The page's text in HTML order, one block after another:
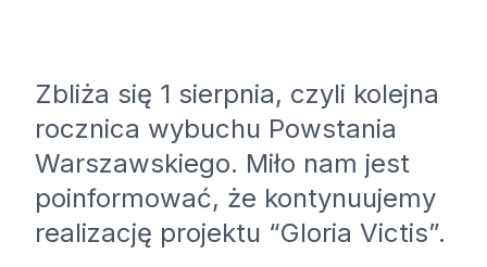
Zbliża się 1 sierpnia, czyli kolejna
rocznica wybuchu Powstania
Warszawskiego. Miło nam jest
poinformować, że kontynuujemy
realizację projektu “Gloria Victis”.